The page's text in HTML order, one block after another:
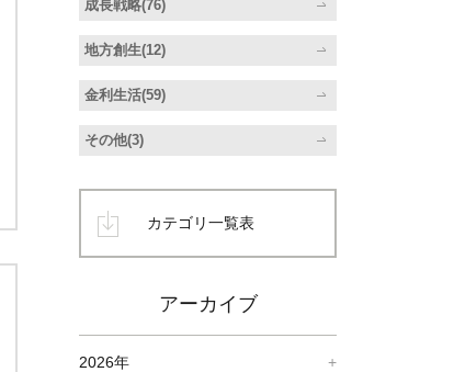
成長戦略(76)
地方創生(12)
金利生活(59)
その他(3)
カテゴリ一覧表
アーカイブ
2026年